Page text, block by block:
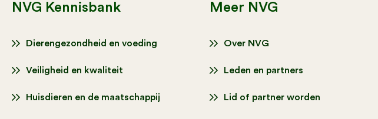
NVG Kennisbank
Dierengezondheid en voeding
Veiligheid en kwaliteit
Huisdieren en de maatschappij
Meer NVG
Over NVG
Leden en partners
Lid of partner worden